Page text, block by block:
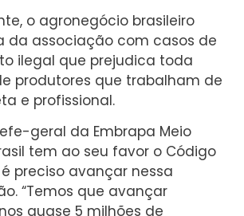
o agronegócio brasileiro
da associação com casos de
ilegal que prejudica toda
produtores que trabalham de
e profissional.
geral da Embrapa Meio
tem ao seu favor o Código
preciso avançar nessa
“Temos que avançar
quase 5 milhões de